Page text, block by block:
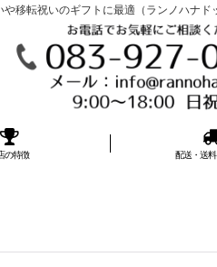
移転祝いのギフトに最適（ランノハナ
の特徴 配送・送